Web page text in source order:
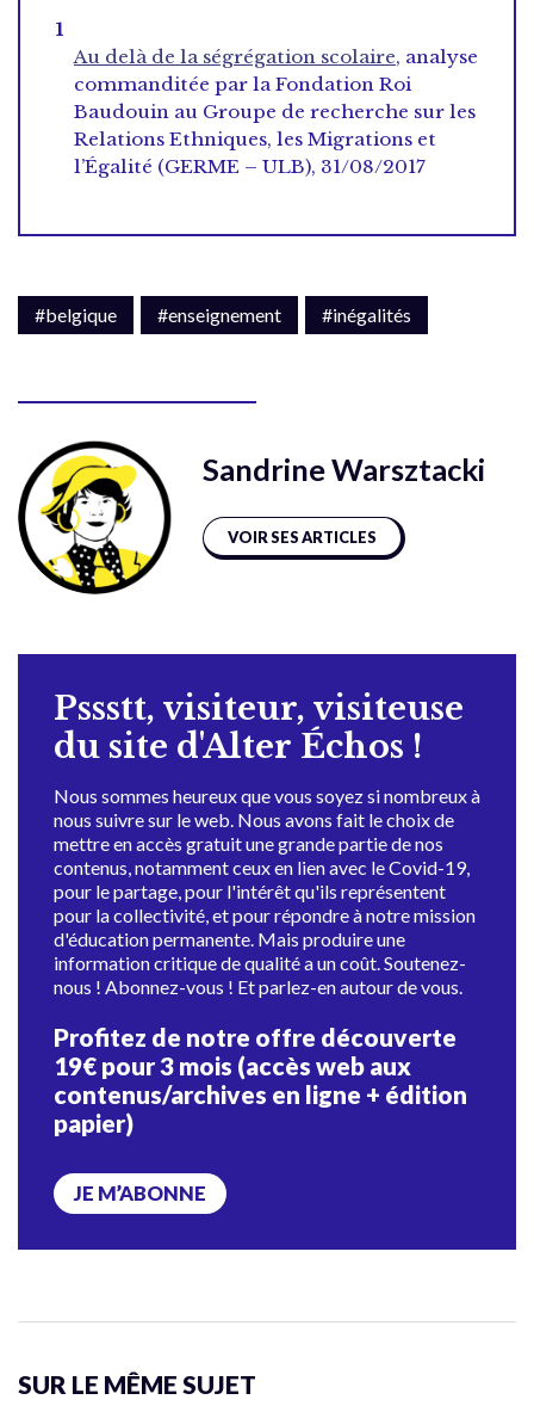
Au delà de la ségrégation scolaire, analyse
commanditée par la Fondation Roi
Baudouin au Groupe de recherche sur les
Relations Ethniques, les Migrations et
l’Égalité (GERME – ULB), 31/08/2017
#belgique #enseignement #inégalités
Sandrine Warsztacki
VOIR SES ARTICLES
Pssstt, visiteur, visiteuse
du site d'Alter Échos !
Nous sommes heureux que vous soyez si nombreux à
nous suivre sur le web. Nous avons fait le choix de
mettre en accès gratuit une grande partie de nos
contenus, notamment ceux en lien avec le Covid-19,
pour le partage, pour l'intérêt qu'ils représentent
pour la collectivité, et pour répondre à notre mission
d'éducation permanente. Mais produire une
information critique de qualité a un coût. Soutenez-
nous ! Abonnez-vous ! Et parlez-en autour de vous.
Profitez de notre offre découverte
19€ pour 3 mois (accès web aux
contenus/archives en ligne + édition
papier)
JE M’ABONNE
SUR LE MÊME SUJET